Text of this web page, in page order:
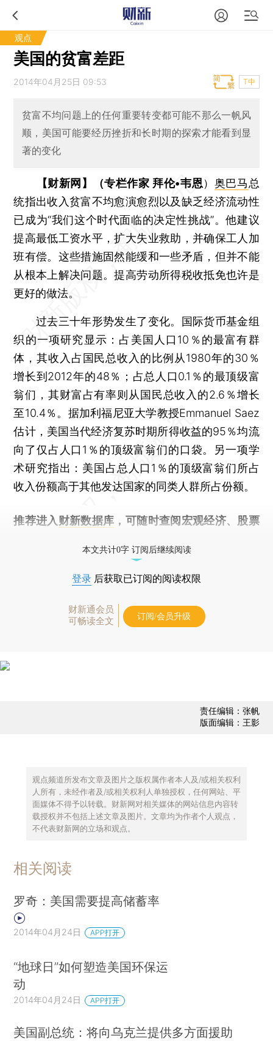
观点
美国的贫富差距
2014年04月25日 09:53 T中
贫富不均问题上的任何重要转变都可能不那么一帆风
顺，美国可能要经历挫折和长时期的探索才能看到显
著的变化
【财新网】（专栏作家 拜伦•韦恩） 奥巴马总
统指出收入贫富不均愈演愈烈以及缺乏经济流动性
已成为“我们这个时代面临的决定性挑战”。他建议
提高最低工资水平，扩大失业救助，并确保工人加
班有偿。这些措施固然能缓和一些矛盾，但并不能
从根本上解决问题。提高劳动所得税收抵免也许是
更好的做法。
过去三十年形势发生了变化。国际货币基金组
织的一项研究显示：占美国人口10％的最富有群
体，其收入占国民总收入的比例从1980年的30％
增长到2012年的48％；占总人口0.1％的最顶级富
翁们，其财富占有率则从国民总收入的2.6％增长
至10.4％。据加利福尼亚大学教授Emmanuel Saez
估计，美国当代经济复苏时期所得收益的95％均流
向了仅占人口1％的顶级富翁们的口袋。另一项学
术研究指出：美国占总人口1％的顶级富翁们所占
收入份额高于其他发达国家的同类人群所占份额。
推荐进入 财新数据库 ，可随时查阅宏观经济、股票
本文共计0字 订阅后继续阅读
登录 后获取已订阅的阅读权限
财新通会员
可畅读全文
订阅/会员升级
责任编辑：张帆
版面编辑：王影
观点频道所发布文章及图片之版权属作者本人及/或相关权利
人所有，未经作者及/或相关权利人单独授权，任何网站、平
面媒体不得予以转载。财新网对相关媒体的网站信息内容转
载授权并不包括上述文章及图片。文章均为作者个人观点，
不代表财新网的立场和观点。
相关阅读
罗奇：美国需要提高储蓄率
2014年04月24日 APP打开
“地球日”如何塑造美国环保运
动
2014年04月24日 APP打开
美国副总统：将向乌克兰提供多方面援助